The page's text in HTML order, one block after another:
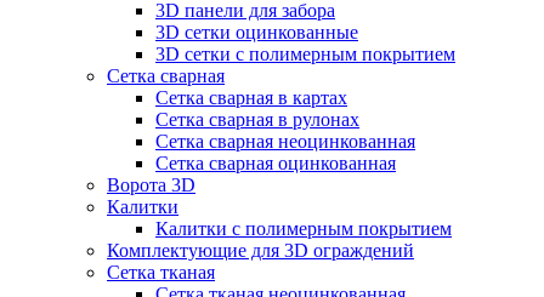
3D панели для забора
3D сетки оцинкованные
3D сетки с полимерным покрытием
Сетка сварная
Сетка сварная в картах
Сетка сварная в рулонах
Сетка сварная неоцинкованная
Сетка сварная оцинкованная
Ворота 3D
Калитки
Калитки с полимерным покрытием
Комплектующие для 3D ограждений
Сетка тканая